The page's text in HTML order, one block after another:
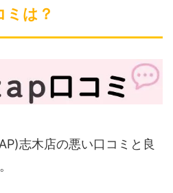
ミは？
志木店の悪い口コミと良